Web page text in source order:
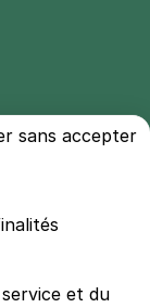
sans accepter
et du